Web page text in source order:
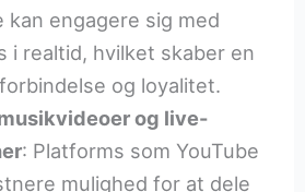
kan engagere sig med
i realtid, hvilket skaber en
og loyalitet.
og live-
: Platforms som YouTube
mulighed for at dele